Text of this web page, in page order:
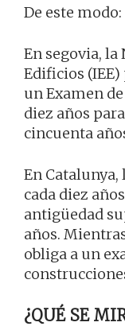
De este modo:
En segovia,
Edificios
un Examen
diez años
cincuenta
En
cada diez
antigüedad
años.
obliga a un
¿QUÉ SE